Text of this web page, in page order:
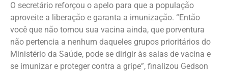
O secretário reforçou o apelo para que a população
aproveite a liberação e garanta a imunização. “Então
você que não tomou sua vacina ainda, que porventura
não pertencia a nenhum daqueles grupos prioritários do
Ministério da Saúde, pode se dirigir às salas de vacina e
se imunizar e proteger contra a gripe”, finalizou Gedson